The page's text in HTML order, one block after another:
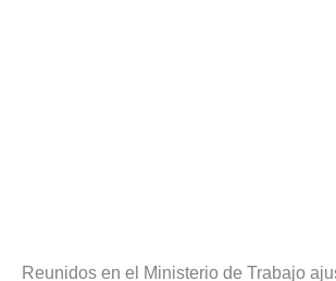
Reunidos en el Ministerio de Trabajo